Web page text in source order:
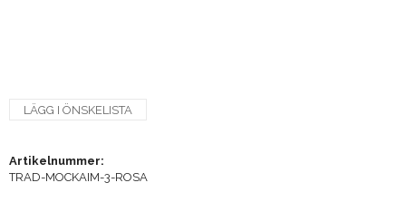
LÄGG I ÖNSKELISTA
Artikelnummer:
TRAD-MOCKAIM-3-ROSA